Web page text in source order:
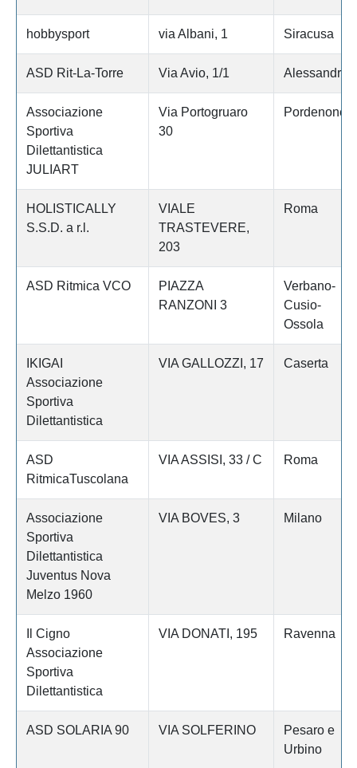
hobbysport via Albani, 1 Siracusa
ASD Rit-La-Torre Via Avio, 1/1 Alessandria
Associazione
Sportiva
Dilettantistica
JULIART
Via Portogruaro
30
Pordenone
HOLISTICALLY
S.S.D. a r.l.
VIALE
TRASTEVERE,
203
Roma
ASD Ritmica VCO
PIAZZA
RANZONI 3
Verbano-
Cusio-
Ossola
IKIGAI
Associazione
Sportiva
Dilettantistica
VIA GALLOZZI, 17 Caserta
ASD
RitmicaTuscolana
VIA ASSISI, 33 / C Roma
Associazione
Sportiva
Dilettantistica
Juventus Nova
Melzo 1960
VIA BOVES, 3 Milano
Il Cigno
Associazione
Sportiva
Dilettantistica
VIA DONATI, 195 Ravenna
ASD SOLARIA 90 VIA SOLFERINO
Pesaro e
Urbino